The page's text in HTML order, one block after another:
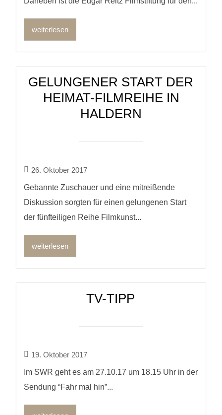
weiterlesen
GELUNGENER START DER
HEIMAT-FILMREIHE IN
HALDERN
26. Oktober 2017
Gebannte Zuschauer und eine mitreißende
Diskussion sorgten für einen gelungenen Start
der fünfteiligen Reihe Filmkunst...
weiterlesen
TV-TIPP
19. Oktober 2017
Im SWR geht es am 27.10.17 um 18.15 Uhr in der
Sendung “Fahr mal hin”...